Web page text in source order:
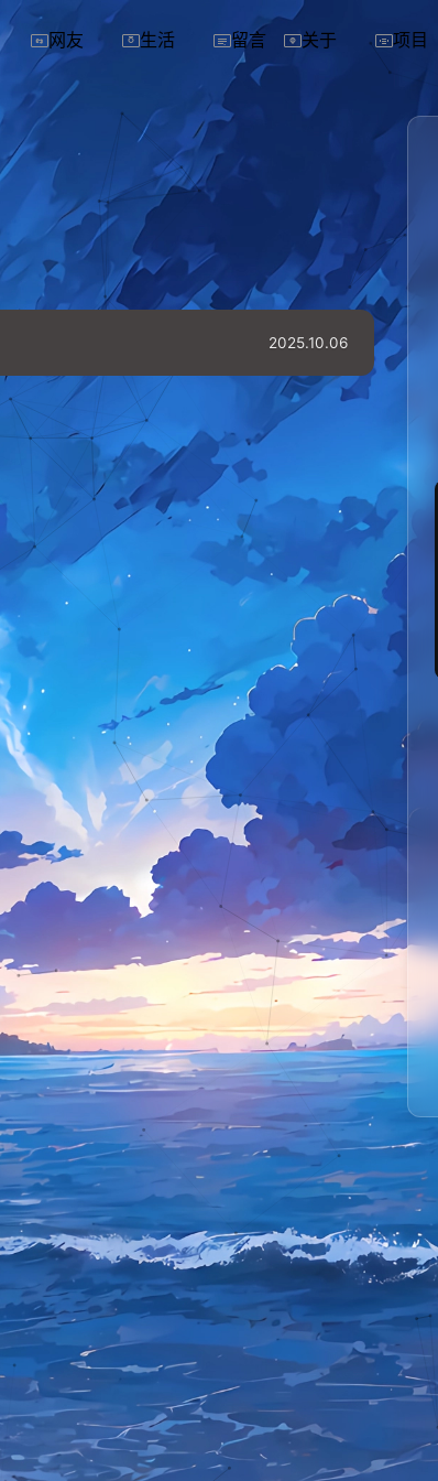
网友 生活 留言 关于 项目
2025.10.06